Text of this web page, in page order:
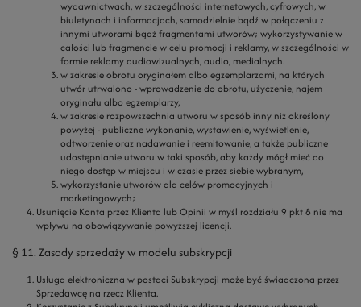
wydawnictwach, w szczególności internetowych, cyfrowych, w
biuletynach i informacjach, samodzielnie bądź w połączeniu z
innymi utworami bądź fragmentami utworów; wykorzystywanie w
całości lub fragmencie w celu promocji i reklamy, w szczególności w
formie reklamy audiowizualnych, audio, medialnych.
w zakresie obrotu oryginałem albo egzemplarzami, na których
utwór utrwalono - wprowadzenie do obrotu, użyczenie, najem
oryginału albo egzemplarzy,
w zakresie rozpowszechnia utworu w sposób inny niż określony
powyżej - publiczne wykonanie, wystawienie, wyświetlenie,
odtworzenie oraz nadawanie i reemitowanie, a także publiczne
udostępnianie utworu w taki sposób, aby każdy mógł mieć do
niego dostęp w miejscu i w czasie przez siebie wybranym,
wykorzystanie utworów dla celów promocyjnych i
marketingowych;
Usunięcie Konta przez Klienta lub Opinii w myśl rozdziału 9 pkt 8 nie ma
wpływu na obowiązywanie powyższej licencji.
§ 11. Zasady sprzedaży w modelu subskrypcji
Usługa elektroniczna w postaci Subskrypcji może być świadczona przez
Sprzedawcę na rzecz Klienta.